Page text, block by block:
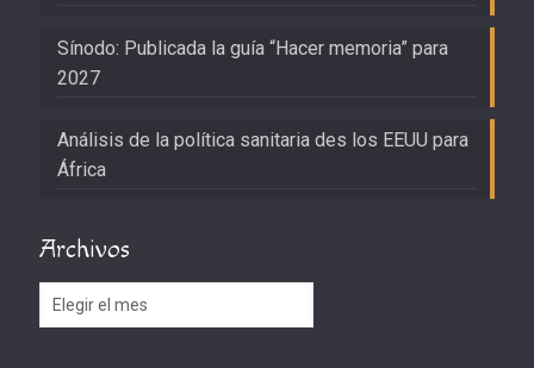
Sínodo: Publicada la guía “Hacer memoria” para
2027
Análisis de la política sanitaria des los EEUU para
África
Archivos
Archivos